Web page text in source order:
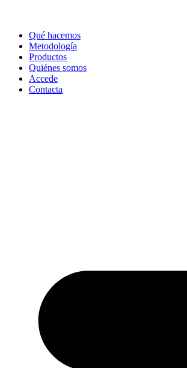
Qué hacemos
Metodología
Productos
Quiénes somos
Accede
Contacta